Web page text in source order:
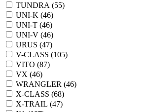
TUNDRA (55)
UNI-K (46)
UNI-T (46)
UNI-V (46)
URUS (47)
V-CLASS (105)
VITO (87)
VX (46)
WRANGLER (46)
X-CLASS (68)
X-TRAIL (47)